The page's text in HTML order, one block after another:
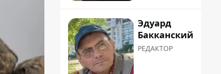
Эдуард
Бакканский
РЕДАКТОР